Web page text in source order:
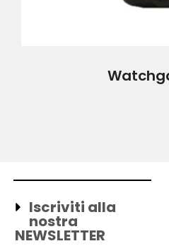
Iscriviti alla
nostra
NEWSLETTER